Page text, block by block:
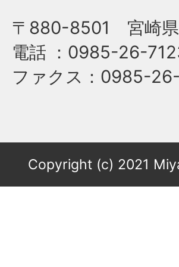
〒880-8501 宮崎県
電話 ：0985-26-
ファクス ：0985-
Copyright (c) 2021